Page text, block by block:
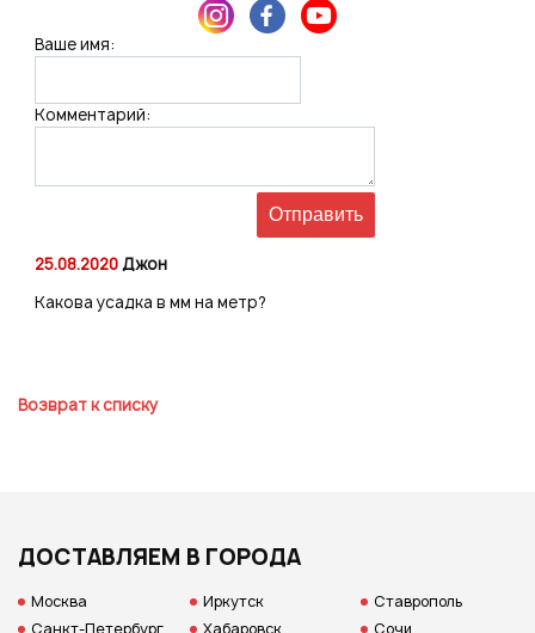
Ваше имя:
Комментарий:
25.08.2020Джон
Какова усадка в мм на метр?
Возврат к списку
ДОСТАВЛЯЕМ В ГОРОДА
Москва
Санкт-Петербург
Иркутск
Хабаровск
Ставрополь
Сочи